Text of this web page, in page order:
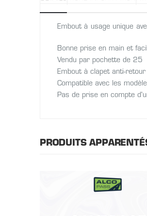
Embout à usage unique
Bonne prise en main et
Vendu par pochette de 25
Embout à clapet anti-retour
Compatible avec les
Pas de prise en compte
PRODUITS